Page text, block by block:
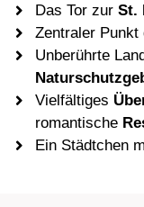
Das Tor zurSt.
Zentraler
Unberührte
Vielfältiges
romantische
Ein Städtchen